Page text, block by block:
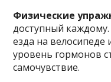
Физические
доступный
езда на
уровень гормонов
самочувствие.